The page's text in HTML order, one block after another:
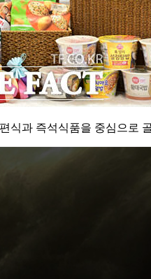
식과 즉석식품을 중심으로